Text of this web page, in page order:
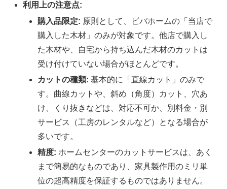
利用上の注意点:
購入品限定: 原則として、ビバホームの「当店で
購入した木材」のみが対象です。他店で購入し
た木材や、自宅から持ち込んだ木材のカットは
受け付けていない場合がほとんどです。
カットの種類: 基本的に「直線カット」のみで
す。曲線カットや、斜め（角度）カット、穴あ
け、くり抜きなどは、対応不可か、別料金・別
サービス（工房のレンタルなど）となる場合が
多いです。
精度: ホームセンターのカットサービスは、あく
まで簡易的なものであり、家具製作用のミリ単
位の超高精度を保証するものではありません。